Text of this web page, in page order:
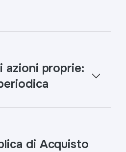
azioni proprie:
di Acquisto